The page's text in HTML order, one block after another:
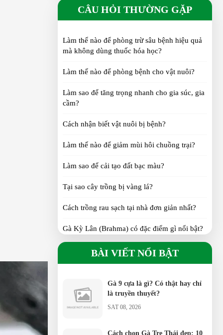
dưỡng hơn trứng gà? Sự thật
cần biết
TUE 07, 2026
Nhung Hươu Tươi là gì? Đặc
điểm, giá trị, cách sử dụng và
SUN 07, 2026
Vịt Call Duck: Tại sao lại được
Gà Tre Thái có những màu gì? 6
SAT 07, 2026
tiêu chí người chơi cần biết
Gà Tàu vàng: Đặc điểm, nguồn
gốc, kinh nghiệm chọn giống
CÂU HỎI THƯỜNG GẶP
Làm thế nào để phòng trừ sâu bệnh hiệu quả
mà không dùng thuốc hóa học?
Làm thế nào để phòng bệnh cho vật nuôi?
Làm sao để tăng trọng nhanh cho gia súc, gia
cầm?
Cách nhận biết vật nuôi bị bệnh?
Làm thế nào để giảm mùi hôi chuồng trại?
Làm sao để cải tạo đất bạc màu?
Tại sao cây trồng bị vàng lá?
Cách trồng rau sạch tại nhà đơn giản nhất?
Gà Kỳ Lân (Brahma) có đặc điểm gì nổi bật?
Gà H’Mông khác gì so với gà ta?
Gà Serama có phải giống gà nhỏ nhất thế
giới?
BÀI VIẾT NỔI BẬT
Gà 9 cựa là gì? Có thật hay chỉ
là truyền thuyết?
SAT 08, 2026
Cách chọn Gà Tre Thái đẹp: 10